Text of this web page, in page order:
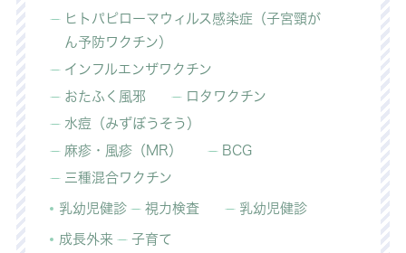
ヒトパピローマウィルス感染症（子宮頸が
ん予防ワクチン）
インフルエンザワクチン
おたふく風邪
ロタワクチン
水痘（みずぼうそう）
麻疹・風疹（MR）
BCG
三種混合ワクチン
乳幼児健診 視力検査 乳幼児健診
成長外来 子育て